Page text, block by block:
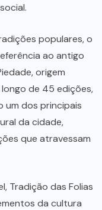
populares, o
ao antigo
origem
de 45 edições,
um dos principais
da cidade,
que atravessam
Tradição das Folias
da cultura